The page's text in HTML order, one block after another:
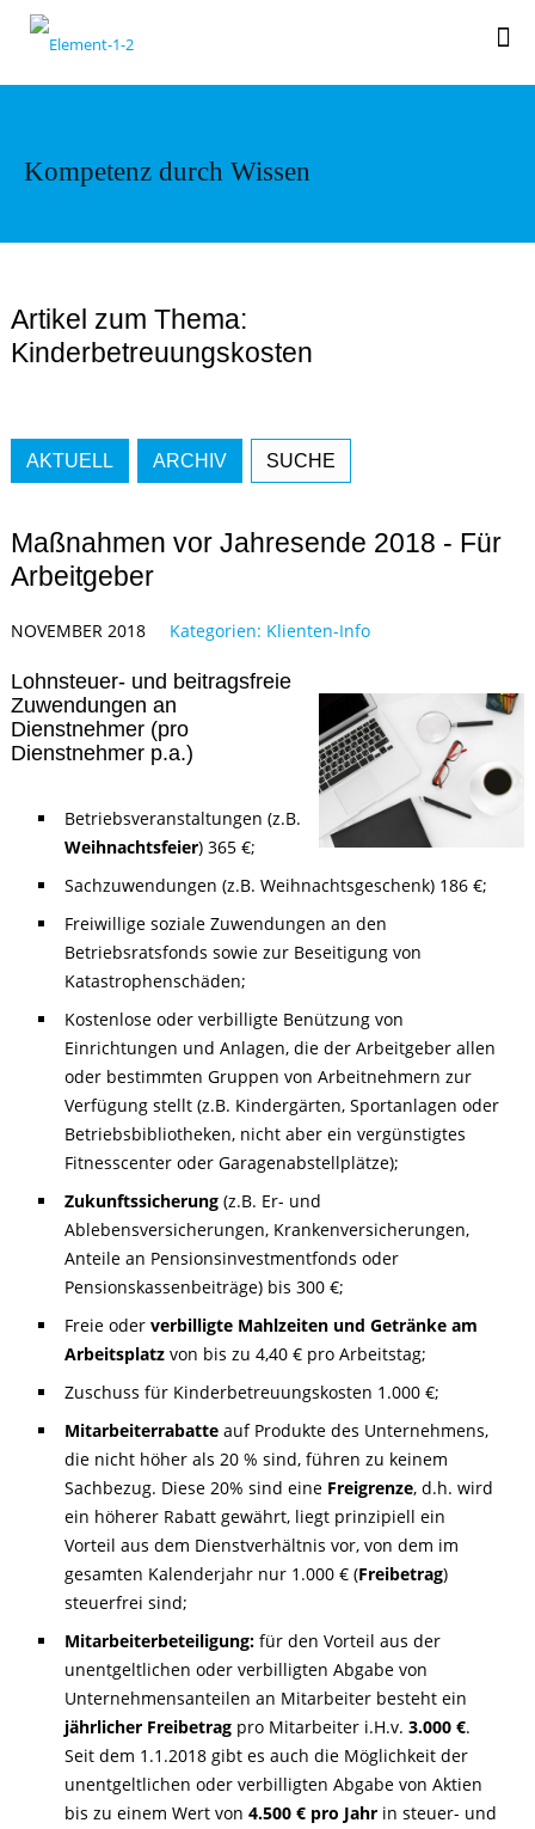
Kompetenz durch Wissen
Artikel zum Thema:
Kinderbetreuungskosten
AKTUELL ARCHIV SUCHE
Maßnahmen vor Jahresende 2018 - Für
Arbeitgeber
NOVEMBER 2018 Kategorien: Klienten-Info
Lohnsteuer- und beitragsfreie
Zuwendungen an
Dienstnehmer (pro
Dienstnehmer p.a.)
Betriebsveranstaltungen (z.B.
Weihnachtsfeier) 365 €;
Sachzuwendungen (z.B. Weihnachtsgeschenk) 186 €;
Freiwillige soziale Zuwendungen an den
Betriebsratsfonds sowie zur Beseitigung von
Katastrophenschäden;
Kostenlose oder verbilligte Benützung von
Einrichtungen und Anlagen, die der Arbeitgeber allen
oder bestimmten Gruppen von Arbeitnehmern zur
Verfügung stellt (z.B. Kindergärten, Sportanlagen oder
Betriebsbibliotheken, nicht aber ein vergünstigtes
Fitnesscenter oder Garagenabstellplätze);
Zukunftssicherung (z.B. Er- und
Ablebensversicherungen, Krankenversicherungen,
Anteile an Pensionsinvestmentfonds oder
Pensionskassenbeiträge) bis 300 €;
Freie oderverbilligte Mahlzeiten und Getränke am
Arbeitsplatz von bis zu 4,40 € pro Arbeitstag;
Zuschuss für Kinderbetreuungskosten 1.000 €;
Mitarbeiterrabatte auf Produkte des Unternehmens,
die nicht höher als 20 % sind, führen zu keinem
Sachbezug. Diese 20% sind eine Freigrenze, d.h. wird
ein höherer Rabatt gewährt, liegt prinzipiell ein
Vorteil aus dem Dienstverhältnis vor, von dem im
gesamten Kalenderjahr nur 1.000 € (Freibetrag)
steuerfrei sind;
Mitarbeiterbeteiligung:für den Vorteil aus der
unentgeltlichen oder verbilligten Abgabe von
Unternehmensanteilen an Mitarbeiter besteht ein
jährlicher Freibetrag pro Mitarbeiter i.H.v.3.000 €.
Seit dem 1.1.2018 gibt es auch die Möglichkeit der
unentgeltlichen oder verbilligten Abgabe von Aktien
bis zu einem Wert von4.500 € pro Jahr in steuer- und